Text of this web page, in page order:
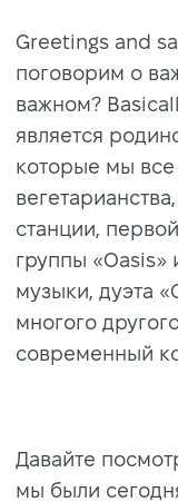
Greetings and
поговорим о
важном?
является
которые мы
станции,
группы «Oasis»
музыки, дуэта
многого
современный
Давайте
мы были